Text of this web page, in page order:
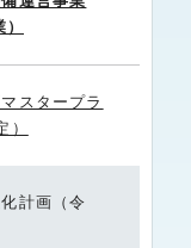
スタープラ
）
計画（令